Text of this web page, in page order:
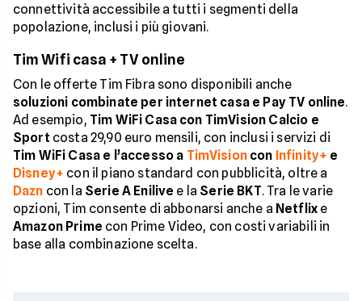
connettività accessibile a tutti i segmenti della
popolazione, inclusi i più giovani.
Tim Wifi casa + TV online
Con le offerte Tim Fibra sono disponibili anche
soluzioni combinate per internet casa e Pay TV online.
Ad esempio, Tim WiFi Casa con TimVision Calcio e
Sport costa 29,90 euro mensili, con inclusi i servizi di
Tim WiFi Casa e l’accesso a TimVision con Infinity+ e
Disney+ con il piano standard con pubblicità, oltre a
Dazn con la Serie A Enilive e la Serie BKT. Tra le varie
opzioni, Tim consente di abbonarsi anche a Netflix e
Amazon Prime con Prime Video, con costi variabili in
base alla combinazione scelta.